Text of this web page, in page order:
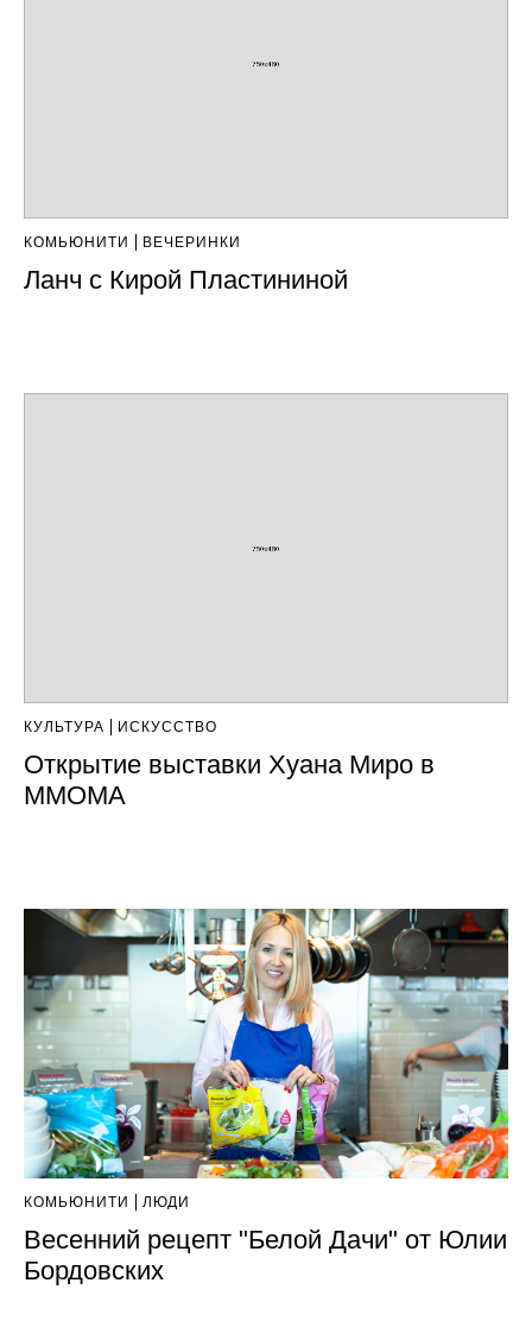
КОМЬЮНИТИ ВЕЧЕРИНКИ
Ланч с Кирой Пластининой
КУЛЬТУРА ИСКУССТВО
Открытие выставки Хуана Миро в
ММОМА
КОМЬЮНИТИ ЛЮДИ
Весенний рецепт "Белой Дачи" от Юлии
Бордовских